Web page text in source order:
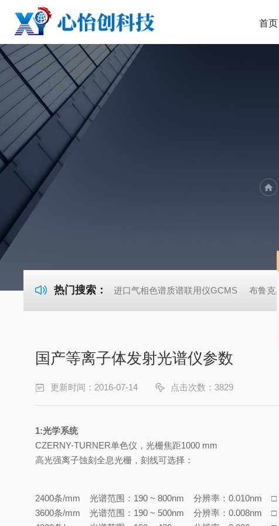
首页
热门搜索： 进口气相色谱质谱联用仪GCMS 布鲁克
国产等离子体发射光谱仪参数
更新时间：2016-07-14 点击次数：3829
1:光学系统
CZERNY-TURNER单色仪 ，光栅焦距1000 mm
高光强离子蚀刻全息光栅 ，刻线可选择：
2400条/mm 光谱范围： 190 ~ 800nm 分辨率 ： 0.010nm □
3600条/mm 光谱范围： 190 ~ 500nm 分辨率 ： 0.008nm □